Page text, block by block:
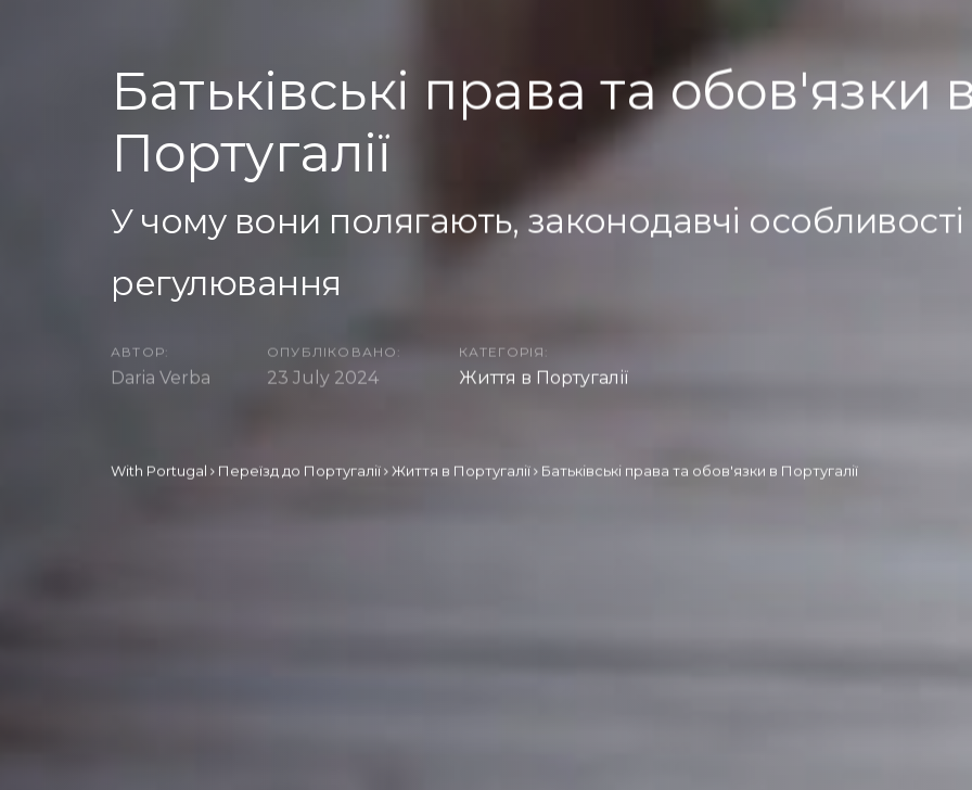
Батьківські права та обов'язки
Португалії
У чому вони полягають, законодавчі
регулювання
АВТОР:
Daria Verba
ОПУБЛІКОВАНО:
23 July 2024
КАТЕГОРІЯ:
Життя в Португалії
With Portugal Переїзд до Португалії Життя в Португалії Батьківські права та обов'язки в Португалії